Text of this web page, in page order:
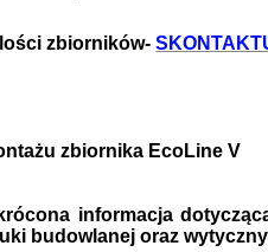
zbiorników-
zbiornika EcoLine V
informacja
budowlanej oraz